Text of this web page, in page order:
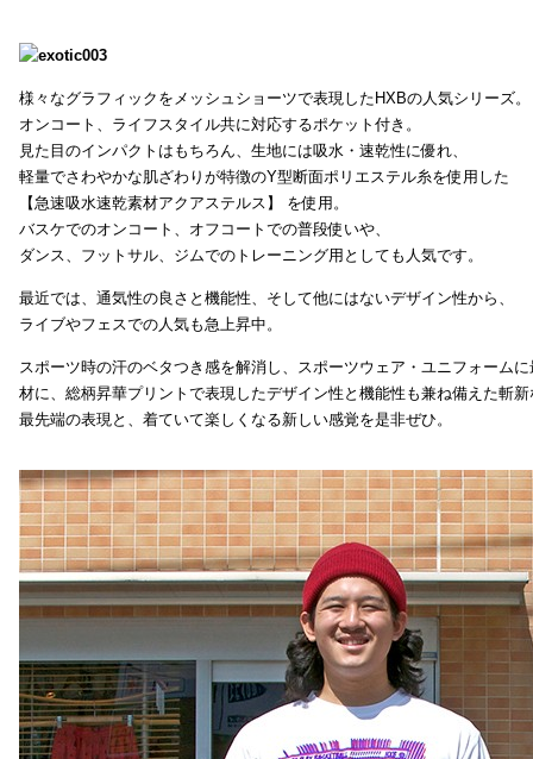
様々なグラフィックをメッシュショーツで表現したHXBの人気シリーズ。
オンコート、ライフスタイル共に対応するポケット付き。
見た目のインパクトはもちろん、生地には吸水・速乾性に優れ、
軽量でさわやかな肌ざわりが特徴のY型断面ポリエステル糸を使用した
【急速吸水速乾素材アクアステルス】 を使用。
バスケでのオンコート、オフコートでの普段使いや、
ダンス、フットサル、ジムでのトレーニング用としても人気です。
最近では、通気性の良さと機能性、そして他にはないデザイン性から、
ライブやフェスでの人気も急上昇中。
スポーツ時の汗のベタつき感を解消し、スポーツウェア・ユニフォーム
材に、総柄昇華プリントで表現したデザイン性と機能性も兼ね備えた斬
最先端の表現と、着ていて楽しくなる新しい感覚を是非ぜひ。